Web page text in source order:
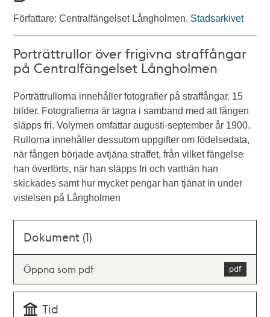
Författare: Centralfängelset Långholmen. Stadsarkivet
Porträttrullor över frigivna straffångar
på Centralfängelset Långholmen
Porträttrullorna innehåller fotografier på straffångar. 15
bilder. Fotografierna är tagna i samband med att fången
släpps fri. Volymen omfattar augusti-september år 1900.
Rullorna innehåller dessutom uppgifter om födelsedata,
när fången började avtjäna straffet, från vilket fängelse
han överförts, när han släpps fri och varthän han
skickades samt hur mycket pengar han tjänat in under
vistelsen på Långholmen
Dokument (1)
Öppna som pdf
Tid